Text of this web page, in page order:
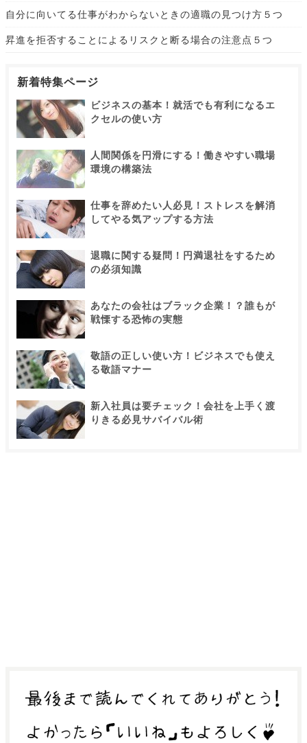
自分に向いてる仕事がわからないときの適職の見つけ方５つ
昇進を拒否することによるリスクと断る場合の注意点５つ
新着特集ページ
ビジネスの基本！就活でも有利になるエ
クセルの使い方
人間関係を円滑にする！働きやすい職場
環境の構築法
仕事を辞めたい人必見！ストレスを解消
してやる気アップする方法
退職に関する疑問！円満退社をするため
の必須知識
あなたの会社はブラック企業！？誰もが
戦慄する恐怖の実態
敬語の正しい使い方！ビジネスでも使え
る敬語マナー
新入社員は要チェック！会社を上手く渡
りきる必見サバイバル術